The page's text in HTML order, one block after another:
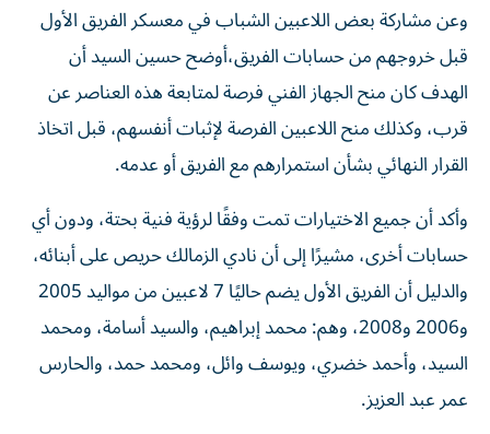
وعن مشاركة بعض اللاعبين الشباب في معسكر الفريق الأول
قبل خروجهم من حسابات الفريق،أوضح حسين السيد أن
الهدف كان منح الجهاز الفني فرصة لمتابعة هذه العناصر عن
قرب، وكذلك منح اللاعبين الفرصة لإثبات أنفسهم، قبل اتخاذ
القرار النهائي بشأن استمرارهم مع الفريق أو عدمه.
وأكد أن جميع الاختيارات تمت وفقًا لرؤية فنية بحتة، ودون أي
حسابات أخرى، مشيرًا إلى أن نادي الزمالك حريص على أبنائه،
والدليل أن الفريق الأول يضم حاليًا 7 لاعبين من مواليد 2005
و2006 و2008، وهم: محمد إبراهيم، والسيد أسامة، ومحمد
السيد، وأحمد خضري، ويوسف وائل، ومحمد حمد، والحارس
عمر عبد العزيز.